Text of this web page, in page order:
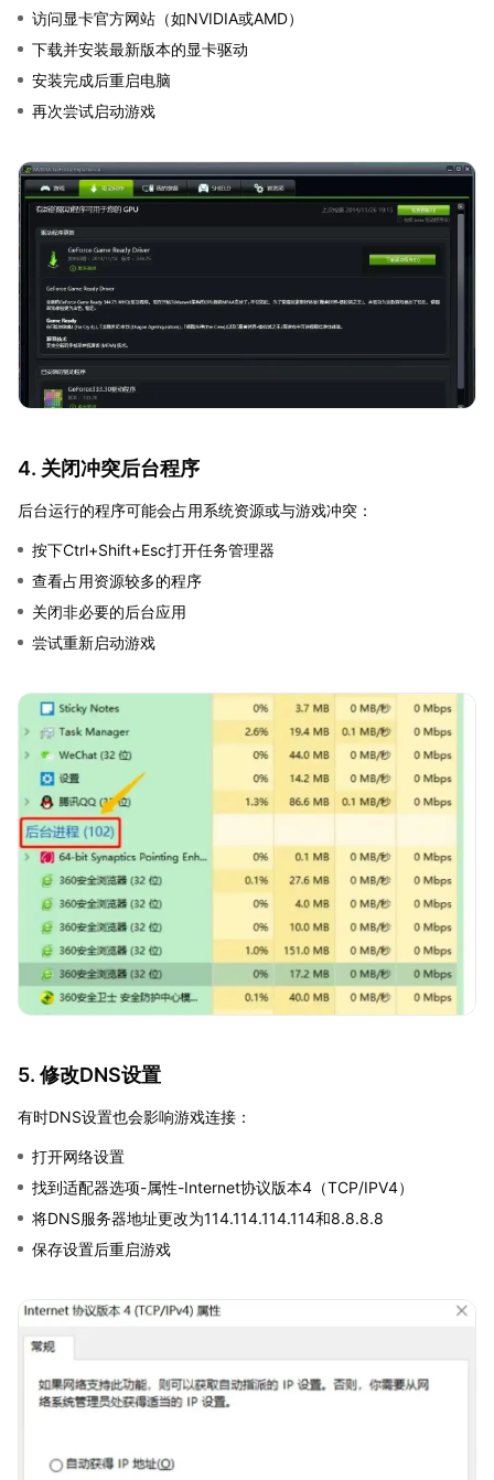
访问显卡官方网站（如NVIDIA或AMD）
下载并安装最新版本的显卡驱动
安装完成后重启电脑
再次尝试启动游戏
4. 关闭冲突后台程序
后台运行的程序可能会占用系统资源或与游戏冲突：
按下Ctrl+Shift+Esc打开任务管理器
查看占用资源较多的程序
关闭非必要的后台应用
尝试重新启动游戏
5. 修改DNS设置
有时DNS设置也会影响游戏连接：
打开网络设置
找到适配器选项-属性-Internet协议版本4（TCP/IPV4）
将DNS服务器地址更改为114.114.114.114和8.8.8.8
保存设置后重启游戏